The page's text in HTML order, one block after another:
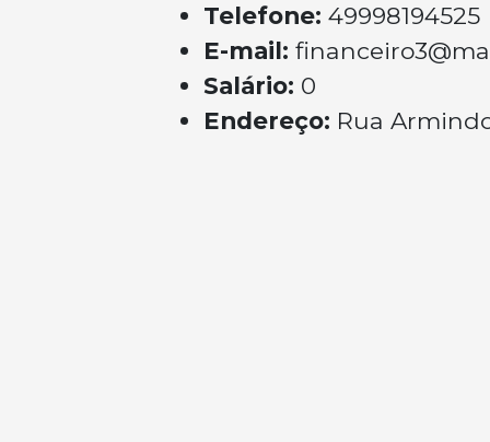
Telefone: 49998194525
E-mail:
Salário: 0
Endereço: Rua